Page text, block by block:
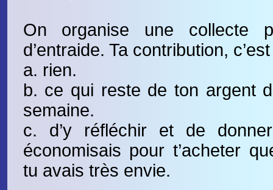
On organise une collecte
d’entraide. Ta contribution,
a. rien.
b. ce qui reste de ton argent
semaine.
c. d’y réfléchir et de
économisais pour t’acheter
tu avais très envie.